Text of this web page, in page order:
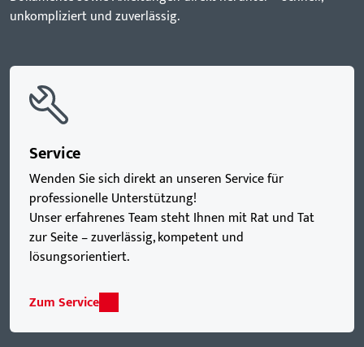
unkompliziert und zuverlässig.
Service
Wenden Sie sich direkt an unseren Service für
professionelle Unterstützung!
Unser erfahrenes Team steht Ihnen mit Rat und Tat
zur Seite – zuverlässig, kompetent und
lösungsorientiert.
Zum Service